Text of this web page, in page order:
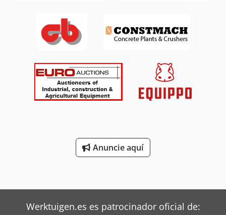
si está interesado, contáctenos para imágenes actuales -
Inspección posible en 37574 Einbeck con cita previa Precio
3.200 EUR más IVA | EXW Einbeck | Entrega bajo consulta
Anuncie aquí
Werktuigen.es es patrocinador oficial de: